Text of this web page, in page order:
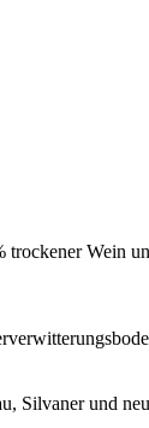
trockener Wein
Silvaner und